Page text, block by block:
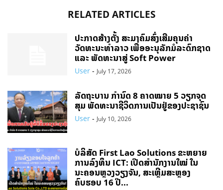
RELATED ARTICLES
ປະກາດສ້າງຕັ້ງ ສະມາຄົມສົ່ງເສີມຄຸນຄ່າ
ວັດທະນະທຳລາວ ເພື່ອອະນຸລັກມໍລະດົກຊາດ
ແລະ ພັດທະນາສູ່ Soft Power
User - July 17, 2026
ລັດຖະບານ ກຳນົດ 8 ຄາດໝາຍ 5 ວຽກຈຸດ
ສຸມ ພັດທະນາຊີວິດການເປັນຢູ່ຂອງປະຊາຊົນ
User - July 10, 2026
ບໍລິສັດ First Lao Solutions ຂະຫຍາຍ
ການລົງທຶນ ICT: ເປີດສຳນັກງານໃໝ່ ໃນ
ນະຄອນຫຼວງວຽງຈັນ, ສະເຫຼີມສະຫຼອງ
ຄົບຮອບ 16 ປີ...